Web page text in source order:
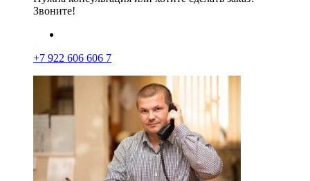
Звоните!
+7 922 606 606 7